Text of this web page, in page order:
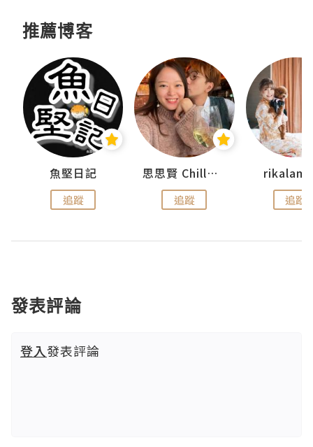
推薦博客
魚堅日記
追蹤
思思賢 ChillMyBabe
追蹤 追蹤
發表評論
登入發表評論